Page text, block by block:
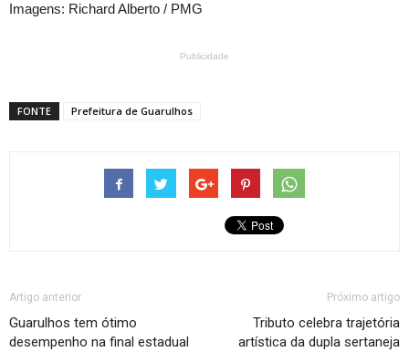
Imagens: Richard Alberto / PMG
Publicidade
FONTE Prefeitura de Guarulhos
Artigo anterior
Guarulhos tem ótimo
desempenho na final estadual
Próximo artigo
Tributo celebra trajetória
artística da dupla sertaneja